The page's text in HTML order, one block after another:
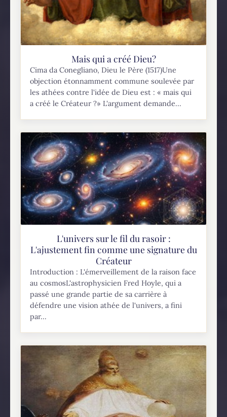
Mais qui a créé Dieu?
Cima da Conegliano, Dieu le Père (1517)Une
objection étonnamment commune soulevée par
les athées contre l'idée de Dieu est : « mais qui
a créé le Créateur ?» L'argument demande...
L'univers sur le fil du rasoir :
L'ajustement fin comme une signature du
Créateur
Introduction : L'émerveillement de la raison face
au cosmosL'astrophysicien Fred Hoyle, qui a
passé une grande partie de sa carrière à
défendre une vision athée de l'univers, a fini
par...